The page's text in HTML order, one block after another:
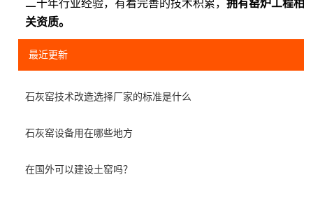
二十年行业经验，有着完善的技术积累，拥有窑炉工程相
关资质。
最近更新
石灰窑技术改造选择厂家的标准是什么
石灰窑设备用在哪些地方
在国外可以建设土窑吗？